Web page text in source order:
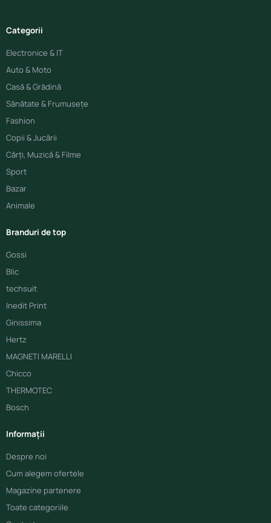
Categorii
Electronice & IT
Auto & Moto
Casă & Grădină
Sănătate & Frumusețe
Fashion
Copii & Jucării
Cărți, Muzică & Filme
Sport
Bazar
Animale
Branduri de top
Gossi
Blic
techsuit
Inedit Print
Ginissima
Hertz
MAGNETI MARELLI
Chicco
THERMOTEC
Bosch
Informații
Despre noi
Cum alegem ofertele
Magazine partenere
Toate categoriile